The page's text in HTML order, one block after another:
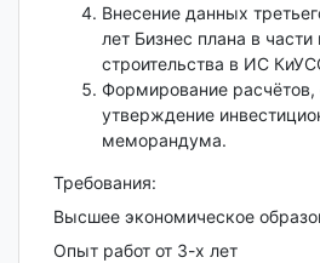
Внесение данных
лет Бизнес плана в части
строительства в ИС
Формирование расчётов,
утверждение
меморандума.
Требования:
Высшее экономическое
Опыт работ от 3-х лет